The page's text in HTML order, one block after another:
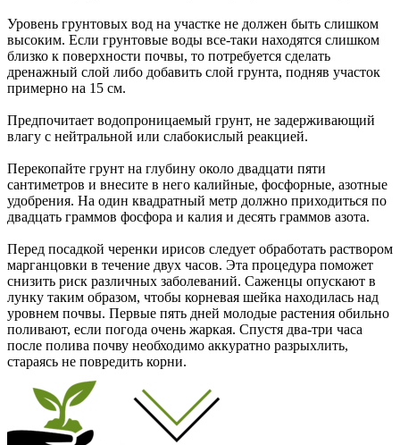
Уровень грунтовых вод на участке не должен быть слишком
высоким. Если грунтовые воды все-таки находятся слишком
близко к поверхности почвы, то потребуется сделать
дренажный слой либо добавить слой грунта, подняв участок
примерно на 15 см.
Предпочитает водопроницаемый грунт, не задерживающий
влагу с нейтральной или слабокислый реакцией.
Перекопайте грунт на глубину около двадцати пяти
сантиметров и внесите в него калийные, фосфорные, азотные
удобрения. На один квадратный метр должно приходиться по
двадцать граммов фосфора и калия и десять граммов азота.
Перед посадкой черенки ирисов следует обработать раствором
марганцовки в течение двух часов. Эта процедура поможет
снизить риск различных заболеваний. Саженцы опускают в
лунку таким образом, чтобы корневая шейка находилась над
уровнем почвы. Первые пять дней молодые растения обильно
поливают, если погода очень жаркая. Спустя два-три часа
после полива почву необходимо аккуратно разрыхлить,
стараясь не повредить корни.